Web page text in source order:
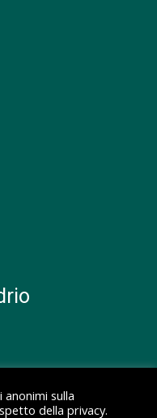
sulla
della privacy.